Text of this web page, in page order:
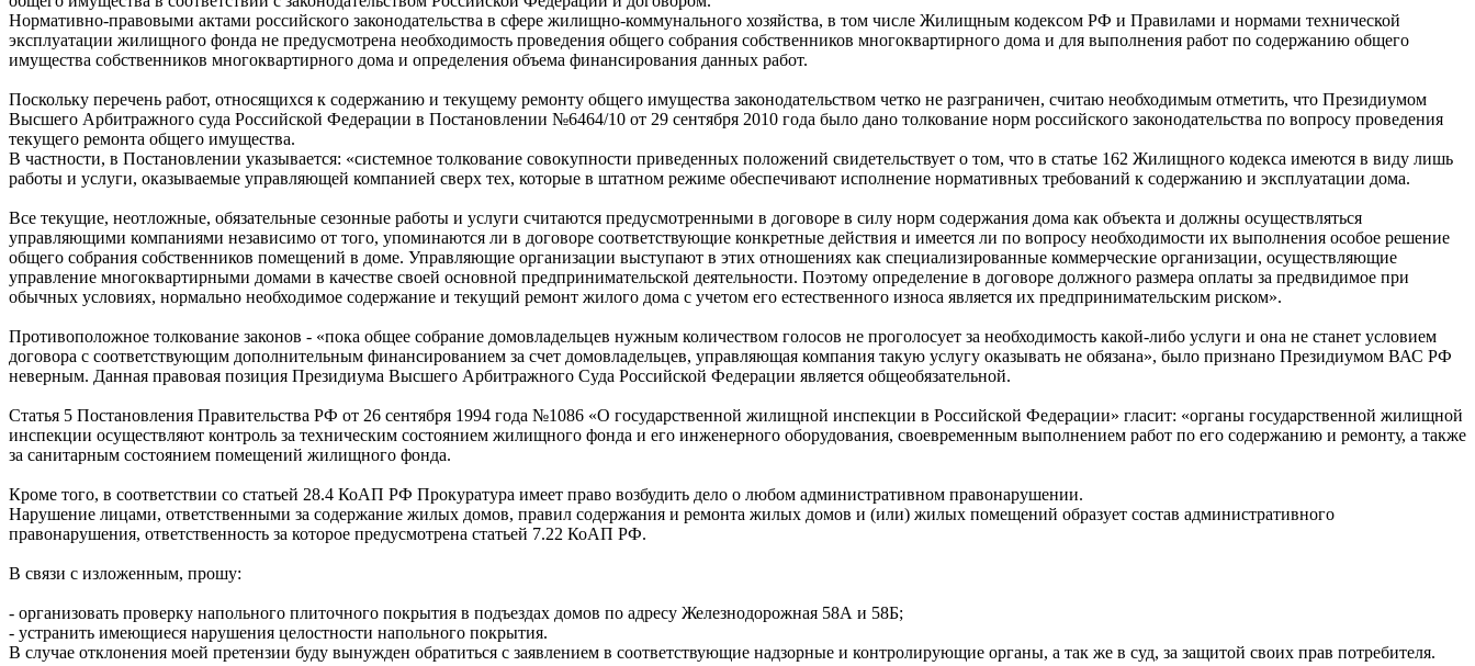
Нормативно-правовыми актами российского законодательства в сфере жилищно-коммунального хозяйства, в том числе Жилищным кодексом РФ и Правилами и нормами технической
эксплуатации жилищного фонда не предусмотрена необходимость проведения общего собрания собственников многоквартирного дома и для выполнения работ по содержанию общего
имущества собственников многоквартирного дома и определения объема финансирования данных работ.
Поскольку перечень работ, относящихся к содержанию и текущему ремонту общего имущества законодательством четко не разграничен, считаю необходимым отметить, что Президиумом
Высшего Арбитражного суда Российской Федерации в Постановлении №6464/10 от 29 сентября 2010 года было дано толкование норм российского законодательства по вопросу проведения
текущего ремонта общего имущества.
В частности, в Постановлении указывается: «системное толкование совокупности приведенных положений свидетельствует о том, что в статье 162 Жилищного кодекса имеются в виду лишь
работы и услуги, оказываемые управляющей компанией сверх тех, которые в штатном режиме обеспечивают исполнение нормативных требований к содержанию и эксплуатации дома.
Все текущие, неотложные, обязательные сезонные работы и услуги считаются предусмотренными в договоре в силу норм содержания дома как объекта и должны осуществляться
управляющими компаниями независимо от того, упоминаются ли в договоре соответствующие конкретные действия и имеется ли по вопросу необходимости их выполнения особое решение
общего собрания собственников помещений в доме. Управляющие организации выступают в этих отношениях как специализированные коммерческие организации, осуществляющие
управление многоквартирными домами в качестве своей основной предпринимательской деятельности. Поэтому определение в договоре должного размера оплаты за предвидимое при
обычных условиях, нормально необходимое содержание и текущий ремонт жилого дома с учетом его естественного износа является их предпринимательским риском».
Противоположное толкование законов - «пока общее собрание домовладельцев нужным количеством голосов не проголосует за необходимость какой-либо услуги и она не станет условием
договора с соответствующим дополнительным финансированием за счет домовладельцев, управляющая компания такую услугу оказывать не обязана», было признано Президиумом ВАС РФ
неверным. Данная правовая позиция Президиума Высшего Арбитражного Суда Российской Федерации является общеобязательной.
Статья 5 Постановления Правительства РФ от 26 сентября 1994 года №1086 «О государственной жилищной инспекции в Российской Федерации» гласит: «органы государственной жилищной
инспекции осуществляют контроль за техническим состоянием жилищного фонда и его инженерного оборудования, своевременным выполнением работ по его содержанию и ремонту, а также
за санитарным состоянием помещений жилищного фонда.
Кроме того, в соответствии со статьей 28.4 КоАП РФ Прокуратура имеет право возбудить дело о любом административном правонарушении.
Нарушение лицами, ответственными за содержание жилых домов, правил содержания и ремонта жилых домов и (или) жилых помещений образует состав административного
правонарушения, ответственность за которое предусмотрена статьей 7.22 КоАП РФ.
В связи с изложенным, прошу:
- организовать проверку напольного плиточного покрытия в подъездах домов по адресу Железнодорожная 58А и 58Б;
- устранить имеющиеся нарушения целостности напольного покрытия.
В случае отклонения моей претензии буду вынужден обратиться с заявлением в соответствующие надзорные и контролирующие органы, а так же в суд, за защитой своих прав потребителя.